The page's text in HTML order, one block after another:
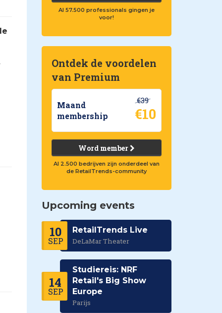
Al 57.500 professionals gingen je
voor!
Ontdek de voordelen
van Premium
Maand
membership
€39
€10
Word member
Al 2.500 bedrijven zijn onderdeel van
de RetailTrends-community
Upcoming events
10
SEP
RetailTrends Live
DeLaMar Theater
14
SEP
Studiereis: NRF
Retail's Big Show
Europe
Parijs